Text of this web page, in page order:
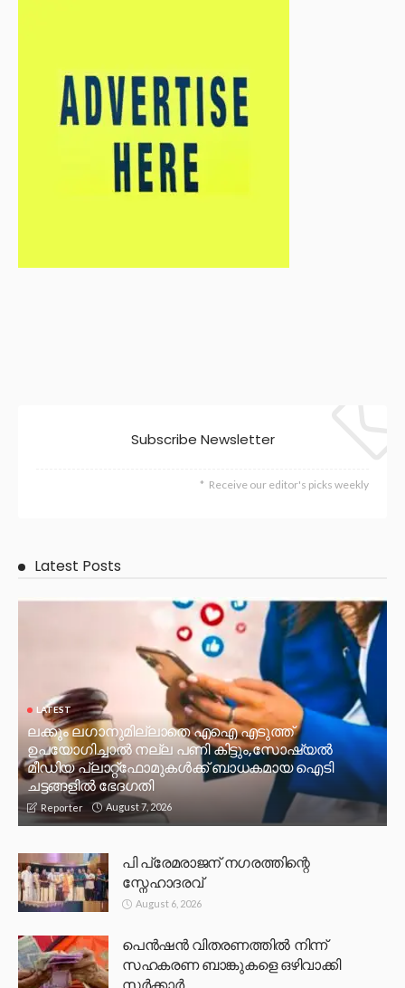
Subscribe Newsletter
Receive our editor's picks weekly
Latest Posts
LATEST
ലക്കും ലഗാനുമില്ലാതെ എഐ എടുത്ത്
ഉപയോഗിച്ചാല്‍ നല്ല പണി കിട്ടും,സോഷ്യല്‍
മീഡിയ പ്ലാറ്റ്‌ഫോമുകള്‍ക്ക് ബാധകമായ ഐടി
ചട്ടങ്ങളില്‍ ഭേദഗതി
Reporter August 7, 2026
പി പ്രേമരാജന് നഗരത്തിന്റെ
സ്നേഹാദരവ്
August 6, 2026
പെൻഷൻ വിതരണത്തിൽ നിന്ന്
സഹകരണ ബാങ്കുകളെ ഒഴിവാക്കി